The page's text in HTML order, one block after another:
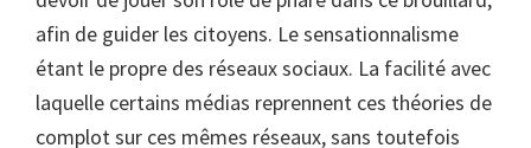
afin de guider les citoyens. Le sensationnalisme
étant le propre des réseaux sociaux. La facilité avec
laquelle certains médias reprennent ces théories de
complot sur ces mêmes réseaux, sans toutefois